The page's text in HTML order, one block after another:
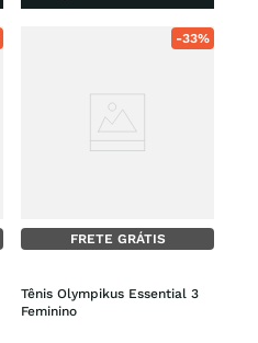
-33%
FRETE GRÁTIS
Tênis Olympikus Essential 3
Feminino